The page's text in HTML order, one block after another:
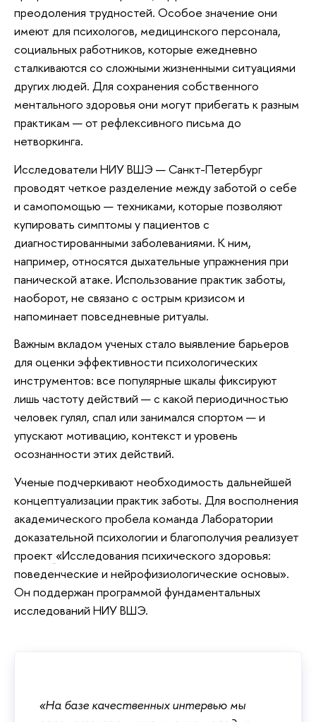
преодоления трудностей. Особое значение они
имеют для психологов, медицинского персонала,
социальных работников, которые ежедневно
сталкиваются со сложными жизненными ситуациями
других людей. Для сохранения собственного
ментального здоровья они могут прибегать к разным
практикам — от рефлексивного письма до
нетворкинга.
Исследователи НИУ ВШЭ — Санкт-Петербург
проводят четкое разделение между заботой о себе
и самопомощью — техниками, которые позволяют
купировать симптомы у пациентов с
диагностированными заболеваниями. К ним,
например, относятся дыхательные упражнения при
панической атаке. Использование практик заботы,
наоборот, не связано с острым кризисом и
напоминает повседневные ритуалы.
Важным вкладом ученых стало выявление барьеров
для оценки эффективности психологических
инструментов: все популярные шкалы фиксируют
лишь частоту действий — с какой периодичностью
человек гулял, спал или занимался спортом — и
упускают мотивацию, контекст и уровень
осознанности этих действий.
Ученые подчеркивают необходимость дальнейшей
концептуализации практик заботы. Для восполнения
академического пробела команда Лаборатории
доказательной психологии и благополучия реализует
проект «Исследования психического здоровья:
поведенческие и нейрофизиологические основы».
Он поддержан программой фундаментальных
исследований НИУ ВШЭ.
«На базе качественных интервью мы